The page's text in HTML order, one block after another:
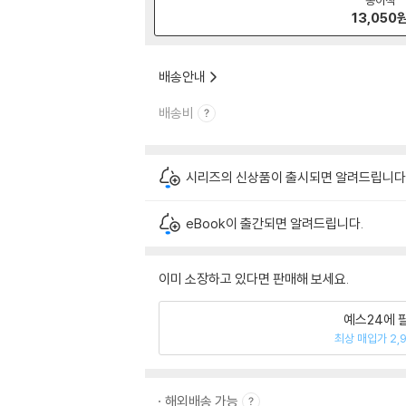
13,050
배송안내
배송비
시리즈의 신상품이 출시되면 알려드립니
eBook이 출간되면 알려드립니다.
이미 소장하고 있다면 판매해 보세요.
예스24에
최상 매입가
해외배송 가능